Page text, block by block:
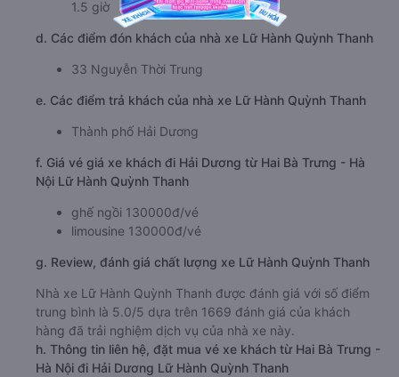
1.5 giờ
d. Các điểm đón khách của nhà xe Lữ Hành Quỳnh Thanh
33 Nguyễn Thời Trung
e. Các điểm trả khách của nhà xe Lữ Hành Quỳnh Thanh
Thành phố Hải Dương
f. Giá vé giá xe khách đi Hải Dương từ Hai Bà Trưng - Hà
Nội Lữ Hành Quỳnh Thanh
ghế ngồi 130000đ/vé
limousine 130000đ/vé
g. Review, đánh giá chất lượng xe Lữ Hành Quỳnh Thanh
Nhà xe Lữ Hành Quỳnh Thanh được đánh giá với số điểm
trung bình là 5.0/5 dựa trên 1669 đánh giá của khách
hàng đã trải nghiệm dịch vụ của nhà xe này.
h. Thông tin liên hệ, đặt mua vé xe khách từ Hai Bà Trưng -
Hà Nội đi Hải Dương Lữ Hành Quỳnh Thanh